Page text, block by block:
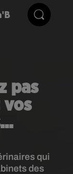
pas
vos
qui
des